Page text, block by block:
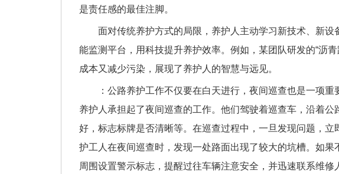
是责任感的最佳注脚。
面对传统养护方式的局限，养护人主动学习新技术、新设
能监测平台，用科技提升养护效率。例如，某团队研发的“沥
成本又减少污染，展现了养护人的智慧与远见。
：公路养护工作不仅要在白天进行，夜间巡查也是一项重
养护人承担起了夜间巡查的工作。他们驾驶着巡查车，沿着
好，标志标牌是否清晰等。在巡查过程中，一旦发现问题，
护工人在夜间巡查时，发现一处路面出现了较大的坑槽。如
周围设置警示标志，提醒过往车辆注意安全，并迅速联系维